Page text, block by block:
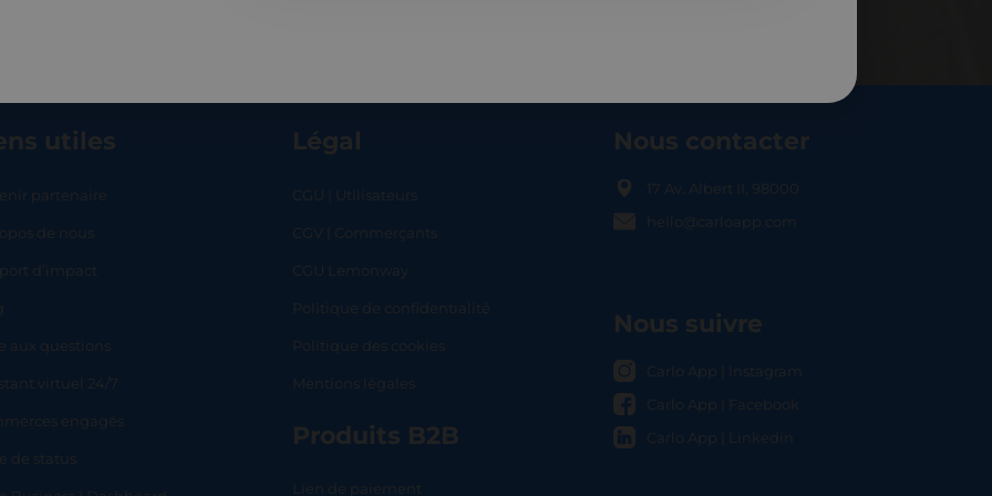
utiles
partenaire
de nous
d’impact
aux questions
virtuel 24/7
engagés
de status
Légal
CGU | Utilisateurs
CGV | Commerçants
CGU Lemonway
Politique de confidentialité
Politique des cookies
Mentions légales
Produits B2B
Lien de paiement
Nous contacter
17 Av. Albert II, 98000
hello@carloapp.com
Nous suivre
Carlo App | Instagram
Carlo App | Facebook
Carlo App | Linkedin
SHOPLOCAL